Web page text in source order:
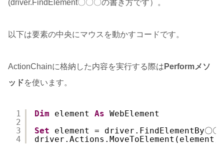
(driver.FindElement〇〇〇の書き方です）。
以下は要素の中央にマウスを動かすコードです。
ActionChainに格納した内容を実行する際は Performメソ
ッドを使います。
1
2
3
4
Dim element As WebElement
Set
element = driver.FindElementBy〇〇